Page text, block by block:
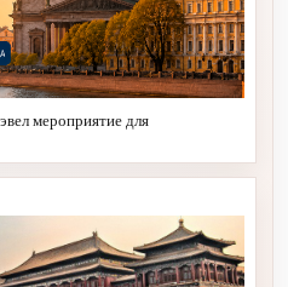
мероприятие для